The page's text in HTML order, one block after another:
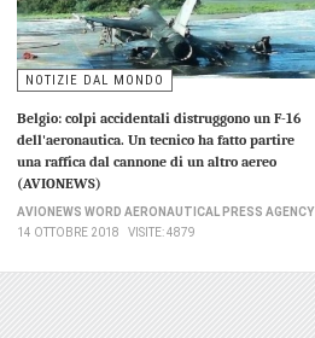
NOTIZIE DAL MONDO
Belgio: colpi accidentali distruggono un F-16
dell'aeronautica. Un tecnico ha fatto partire
una raffica dal cannone di un altro aereo
(AVIONEWS)
AVIONEWS WORD AERONAUTICAL PRESS AGENCY
14 OTTOBRE 2018
VISITE: 4879